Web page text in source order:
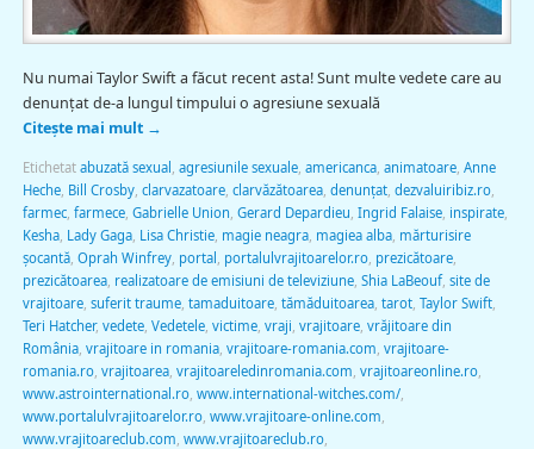
Nu numai Taylor Swift a făcut recent asta! Sunt multe vedete care au
denunţat de-a lungul timpului o agresiune sexuală
Citește mai mult →
Etichetat abuzată sexual agresiunile sexuale, americanca, animatoare, Anne
Heche, Bill Crosby, clarvazatoare, clarvăzătoarea, denunţat, dezvaluiribiz.ro,
farmec, farmece, Gabrielle Union Gerard Depardieu Ingrid Falaise, inspirate,
Kesha, Lady Gaga, Lisa Christie, magie neagra, magiea alba, mărturisire
şocantă, Oprah Winfrey, portal portalulvrajitoarelor.ro, prezicătoare,
prezicătoarea, realizatoare de emisiuni de televiziune, Shia LaBeouf, site de
vrajitoare, suferit traume, tamaduitoare, tămăduitoarea, tarot, Taylor Swift,
Teri Hatcher, vedete, Vedetele, victime, vraji vrajitoare, vrăjitoare din
România, vrajitoare in romania, vrajitoare-romania.com vrajitoare-
romania.ro, vrajitoarea, vrajitoareledinromania.com vrajitoareonline.ro,
www.astrointernational.ro, www.international-witches.com/,
www.portalulvrajitoarelor.ro, www.vrajitoare-online.com
www.vrajitoareclub.com www.vrajitoareclub.ro,